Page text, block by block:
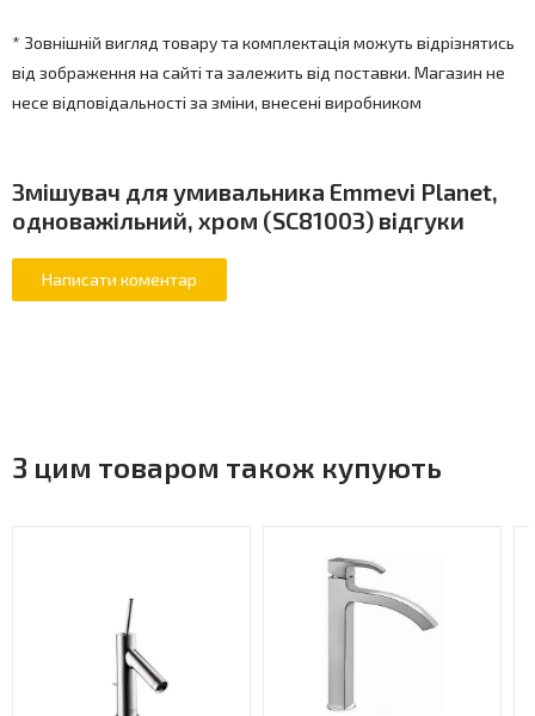
* Зовнішній вигляд товару та комплектація можуть відрізнятись
від зображення на сайті та залежить від поставки. Магазин не
несе відповідальності за зміни, внесені виробником
Змішувач для умивальника Emmevi Planet,
одноважільний, хром (SC81003) відгуки
З цим товаром також купують